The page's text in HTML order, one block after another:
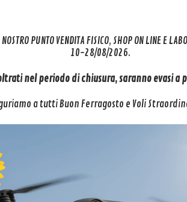
spesa GRATUITO!!!
altrimenti ti invieremo indietro il tuo
per il tuo drone >> QUI<<
PUNTO VENDITA FISICO, SHOP ON LINE E
10-28/08/2026.
nel periodo di chiusura, saranno evasi a
a tutti Buon Ferragosto e Voli